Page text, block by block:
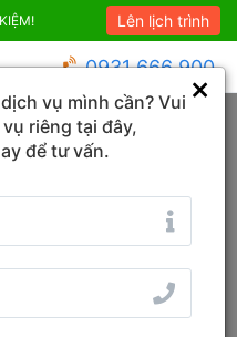
Combo Phú Quốc
Lên lịch trình
0931 666 900
vụ mình cần? Vui
riêng tại đây,
để tư vấn.